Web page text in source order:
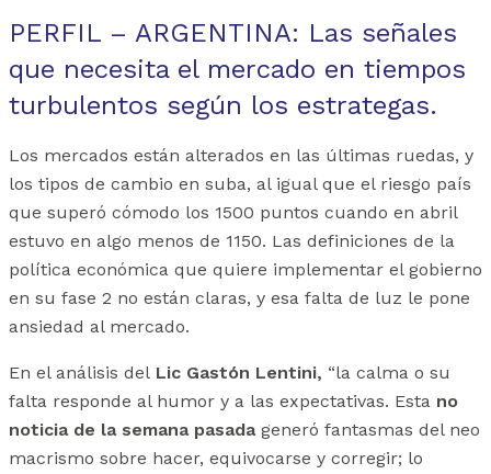
PERFIL – ARGENTINA: Las señales
que necesita el mercado en tiempos
turbulentos según los estrategas.
Los mercados están alterados en las últimas ruedas, y
los tipos de cambio en suba, al igual que el riesgo país
que superó cómodo los 1500 puntos cuando en abril
estuvo en algo menos de 1150. Las definiciones de la
política económica que quiere implementar el gobierno
en su fase 2 no están claras, y esa falta de luz le pone
ansiedad al mercado.
En el análisis del Lic Gastón Lentini, “la calma o su
falta responde al humor y a las expectativas. Esta no
noticia de la semana pasadageneró fantasmas del neo
macrismo sobre hacer, equivocarse y corregir; lo